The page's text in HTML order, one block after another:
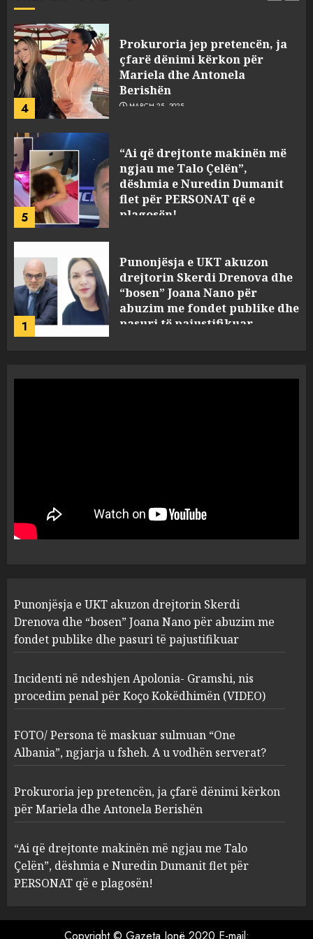
5
“Ai që drejtonte makinën më
ngjau me Talo Çelën”,
dëshmia e Nuredin Dumanit
flet për PERSONAT që e
plagosën!
1
Punonjësja e UKT akuzon
drejtorin Skerdi Drenova dhe
“bosen” Joana Nano për
abuzim me fondet publike dhe
pasuri të pajustifikuar
2
Incidenti në ndeshjen
Apolonia- Gramshi, nis
procedim penal për Koço
Kokëdhimën (VIDEO)
MARCH 27, 2025
4
Mariela dhe Antonela
Berishën
MARCH 25, 2025
5
ngjau me Talo Çelën”,
dëshmia e Nuredin Dumanit
flet për PERSONAT që e
plagosën!
Punonjësja e UKT akuzon drejtorin Skerdi
Drenova dhe “bosen” Joana Nano për abuzim me
fondet publike dhe pasuri të pajustifikuar
Incidenti në ndeshjen Apolonia- Gramshi, nis
procedim penal për Koço Kokëdhimën (VIDEO)
FOTO/ Persona të maskuar sulmuan “One
Albania”, ngjarja u fsheh. A u vodhën serverat?
Prokuroria jep pretencën, ja çfarë dënimi kërkon
për Mariela dhe Antonela Berishën
“Ai që drejtonte makinën më ngjau me Talo
Çelën”, dëshmia e Nuredin Dumanit flet për
PERSONAT që e plagosën!
Copyright © Gazeta Jonë 2020 E-mail: